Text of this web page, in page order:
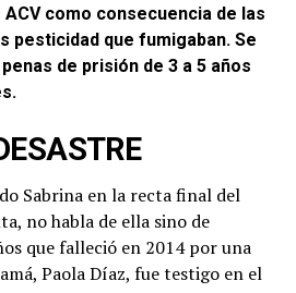
como consecuencia de las
pesticidad que fumigaban. Se
de prisión de 3 a 5 años
Sabrina en la recta final del
no habla de ella sino de
que falleció en 2014 por una
Paola Díaz, fue testigo en el